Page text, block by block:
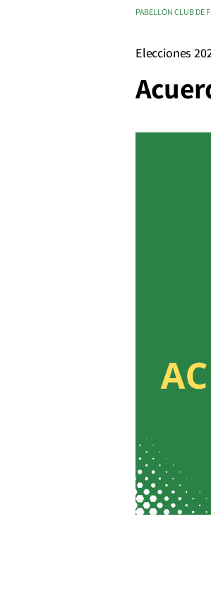
PABELLÓN CLUB DE
Elecciones